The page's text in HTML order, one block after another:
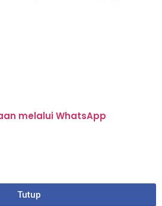
melalui WhatsApp
Tutup